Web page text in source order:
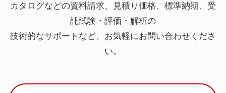
カタログなどの資料請求、見積り価格、標準納期、受
託試験・評価・解析の
技術的なサポートなど、お気軽にお問い合わせくださ
い。